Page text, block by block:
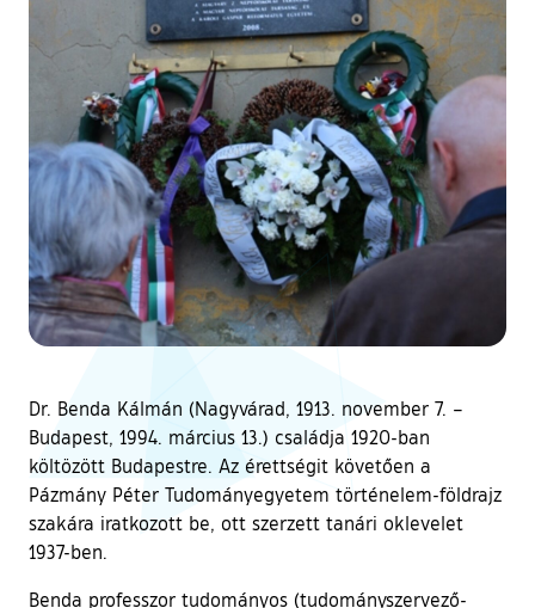
Dr. Benda Kálmán (Nagyvárad, 1913. november 7. –
Budapest, 1994. március 13.) családja 1920-ban
költözött Budapestre. Az érettségit követően a
Pázmány Péter Tudományegyetem történelem-földrajz
szakára iratkozott be, ott szerzett tanári oklevelet
1937-ben.
Benda professzor tudományos (tudományszervező-